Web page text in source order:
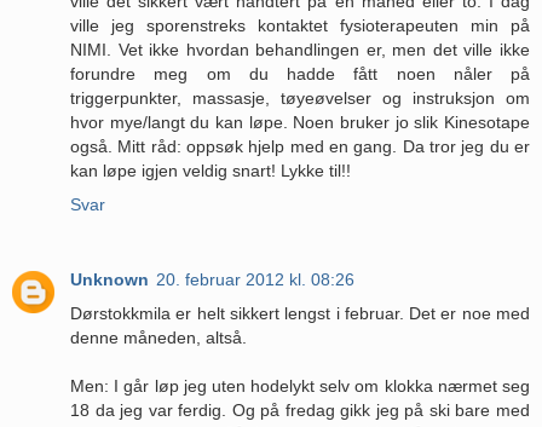
ville jeg sporenstreks kontaktet fysioterapeuten min på
NIMI. Vet ikke hvordan behandlingen er, men det ville ikke
forundre meg om du hadde fått noen nåler på
triggerpunkter, massasje, tøyeøvelser og instruksjon om
hvor mye/langt du kan løpe. Noen bruker jo slik Kinesotape
også. Mitt råd: oppsøk hjelp med en gang. Da tror jeg du er
kan løpe igjen veldig snart! Lykke til!!
Svar
Unknown 20. februar 2012 kl. 08:26
Dørstokkmila er helt sikkert lengst i februar. Det er noe med
denne måneden, altså.
Men: I går løp jeg uten hodelykt selv om klokka nærmet seg
18 da jeg var ferdig. Og på fredag gikk jeg på ski bare med